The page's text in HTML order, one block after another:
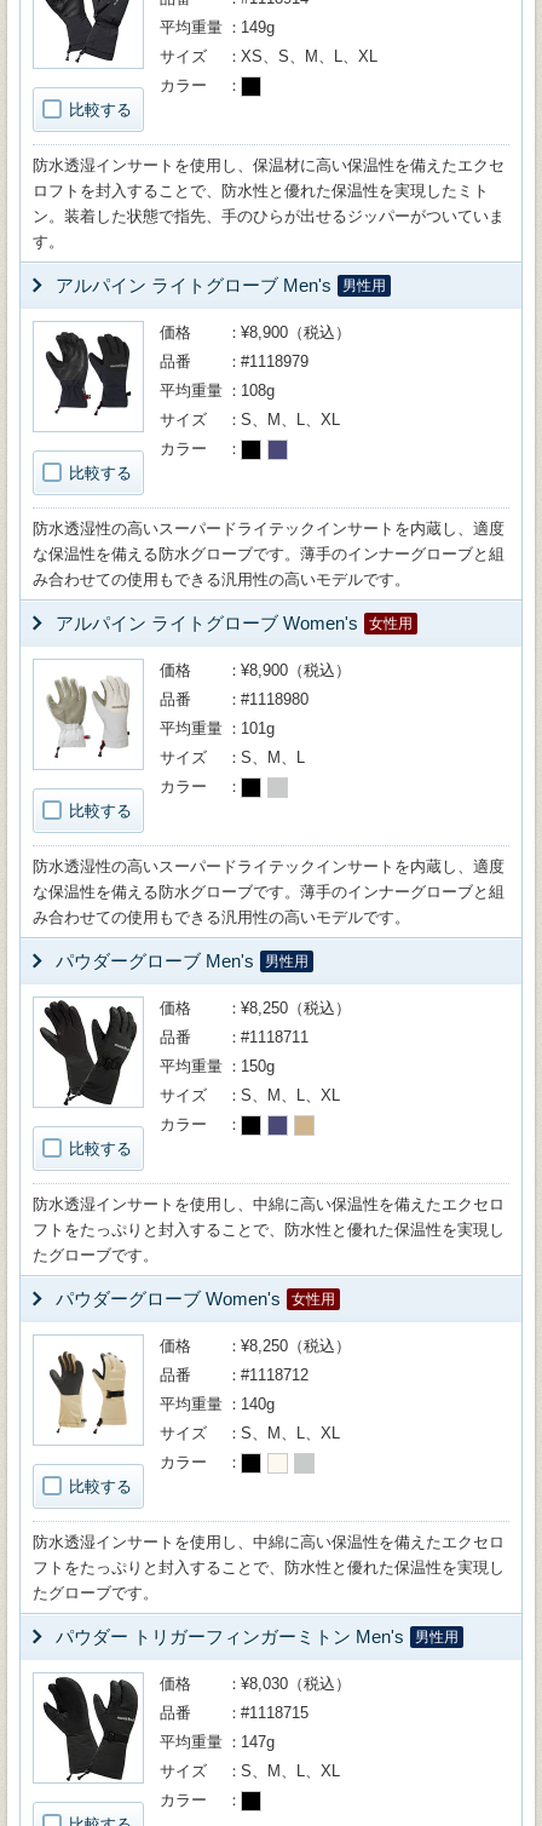
比較する
平均重量
149g
サイズ
XS、S、M、L、XL
カラー
防水透湿インサートを使用し、保温材に高い保温性を備えたエクセ
ロフトを封入することで、防水性と優れた保温性を実現したミト
ン。装着した状態で指先、手のひらが出せるジッパーがついていま
す。
アルパイン ライトグローブ Men's 男性用
比較する
価格
¥8,900（税込）
品番
#1118979
平均重量
108g
サイズ
S、M、L、XL
カラー
防水透湿性の高いスーパードライテックインサートを内蔵し、適度
な保温性を備える防水グローブです。薄手のインナーグローブと組
み合わせての使用もできる汎用性の高いモデルです。
アルパイン ライトグローブ Women's 女性用
比較する
価格
¥8,900（税込）
品番
#1118980
平均重量
101g
サイズ
S、M、L
カラー
防水透湿性の高いスーパードライテックインサートを内蔵し、適度
な保温性を備える防水グローブです。薄手のインナーグローブと組
み合わせての使用もできる汎用性の高いモデルです。
パウダーグローブ Men's 男性用
比較する
価格
¥8,250（税込）
品番
#1118711
平均重量
150g
サイズ
S、M、L、XL
カラー
防水透湿インサートを使用し、中綿に高い保温性を備えたエクセロ
フトをたっぷりと封入することで、防水性と優れた保温性を実現し
たグローブです。
パウダーグローブ Women's 女性用
比較する
価格
¥8,250（税込）
品番
#1118712
平均重量
140g
サイズ
S、M、L、XL
カラー
防水透湿インサートを使用し、中綿に高い保温性を備えたエクセロ
フトをたっぷりと封入することで、防水性と優れた保温性を実現し
たグローブです。
パウダー トリガーフィンガーミトン Men's 男性用
価格
¥8,030（税込）
品番
#1118715
平均重量
147g
サイズ
S、M、L、XL
カラー